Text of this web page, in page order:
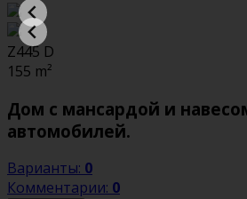
Z445 D
155 m²
Дом с мансардой и
автомобилей.
Варианты: 0
Комментарии: 0